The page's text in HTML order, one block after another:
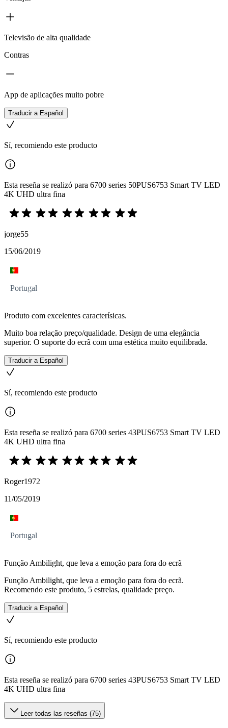
Televisão de alta qualidade
Contras
App de aplicações muito pobre
Traducir a Español
Sí, recomiendo este producto
Esta reseña se realizó para 6700 series 50PUS6753 Smart TV LED
4K UHD ultra fina
jorge55
15/06/2019
Portugal
Produto com excelentes caracterísicas.
Muito boa relação preço/qualidade. Design de uma elegância
superior. O suporte do ecrã com uma estética muito equilibrada.
Traducir a Español
Sí, recomiendo este producto
Esta reseña se realizó para 6700 series 43PUS6753 Smart TV LED
4K UHD ultra fina
Roger1972
11/05/2019
Portugal
Função Ambilight, que leva a emoção para fora do ecrã
Função Ambilight, que leva a emoção para fora do ecrã.
Recomendo este produto, 5 estrelas, qualidade preço.
Traducir a Español
Sí, recomiendo este producto
Esta reseña se realizó para 6700 series 43PUS6753 Smart TV LED
4K UHD ultra fina
Leer todas las reseñas (75)